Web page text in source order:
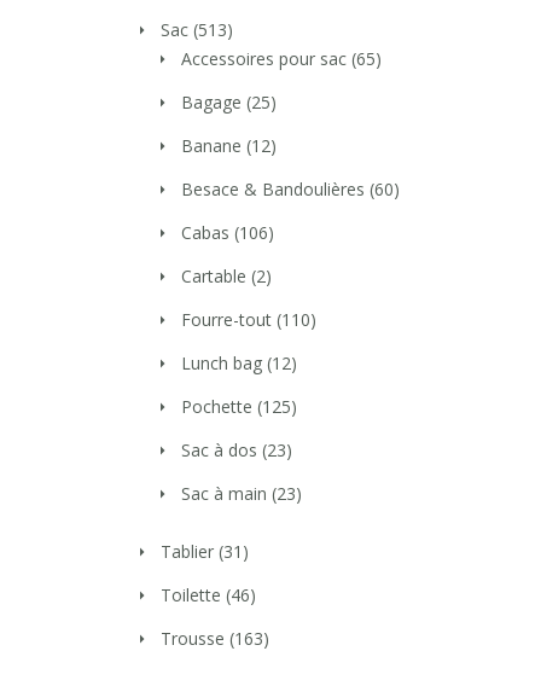
Sac (513)
Accessoires pour sac (65)
Bagage (25)
Banane (12)
Besace & Bandoulières (60)
Cabas (106)
Cartable (2)
Fourre-tout (110)
Lunch bag (12)
Pochette (125)
Sac à dos (23)
Sac à main (23)
Tablier (31)
Toilette (46)
Trousse (163)